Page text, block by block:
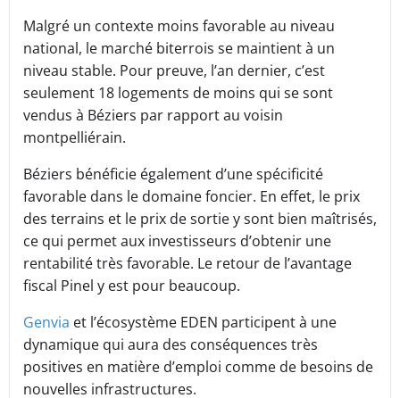
Malgré un contexte moins favorable au niveau
national, le marché biterrois se maintient à un
niveau stable. Pour preuve, l’an dernier, c’est
seulement 18 logements de moins qui se sont
vendus à Béziers par rapport au voisin
montpelliérain.
Béziers bénéficie également d’une spécificité
favorable dans le domaine foncier. En effet, le prix
des terrains et le prix de sortie y sont bien maîtrisés,
ce qui permet aux investisseurs d’obtenir une
rentabilité très favorable. Le retour de l’avantage
fiscal Pinel y est pour beaucoup.
Genvia et l’écosystème EDEN participent à une
dynamique qui aura des conséquences très
positives en matière d’emploi comme de besoins de
nouvelles infrastructures.